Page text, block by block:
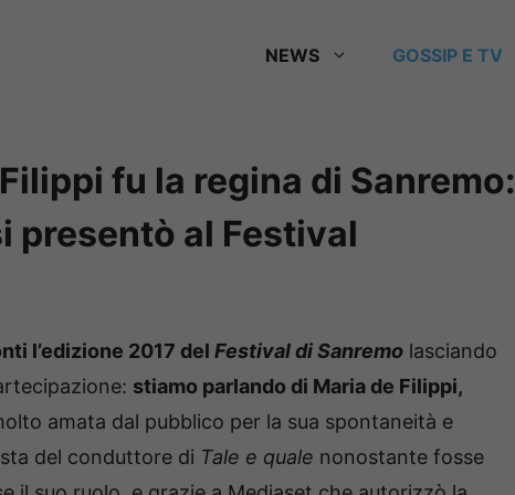
NEWS GOSSIP E TV
fu la regina di Sanremo:
presentò al Festival
l’edizione 2017 del Festival di Sanremo lasciando
stiamo parlando di Maria de Filippi,
amata dal pubblico per la sua spontaneità e
del conduttore di Tale e quale nonostante fosse